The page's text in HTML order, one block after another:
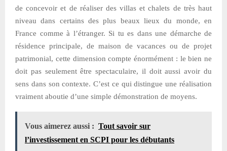
de concevoir et de réaliser des villas et chalets de très haut
niveau dans certains des plus beaux lieux du monde, en
France comme à l’étranger. Si tu es dans une démarche de
résidence principale, de maison de vacances ou de projet
patrimonial, cette dimension compte énormément : le bien ne
doit pas seulement être spectaculaire, il doit aussi avoir du
sens dans son contexte. C’est ce qui distingue une réalisation
vraiment aboutie d’une simple démonstration de moyens.
Vous aimerez aussi : Tout savoir sur
l’investissement en SCPI pour les débutants